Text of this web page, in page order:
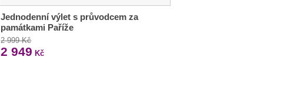
Jednodenní výlet s průvodcem za
památkami Paříže
2 999 Kč
2 949 Kč